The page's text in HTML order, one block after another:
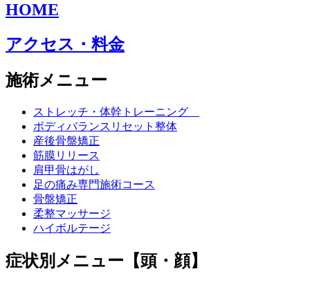
HOME
アクセス・料金
施術メニュー
ストレッチ・体幹トレーニング
ボディバランスリセット整体
産後骨盤矯正
筋膜リリース
肩甲骨はがし
足の痛み専門施術コース
骨盤矯正
柔整マッサージ
ハイボルテージ
症状別メニュー【頭・顔】